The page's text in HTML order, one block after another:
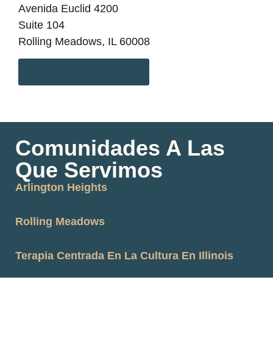
Avenida Euclid 4200
Suite 104
Rolling Meadows, IL 60008
Comunidades A Las
Que Servimos
Arlington Heights
Rolling Meadows
Terapia Centrada En La Cultura En Illinois